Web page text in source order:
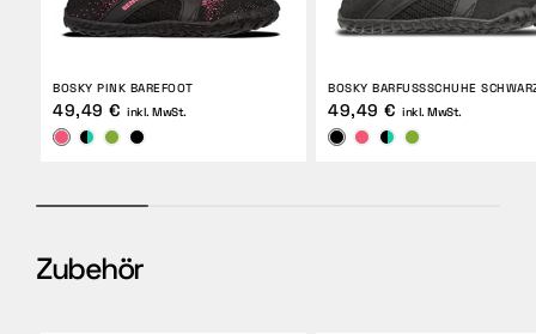
BOSKY PINK BAREFOOT
49,49 € inkl. MwSt.
BOSKY BARFUSSSCHUHE SCHWARZ
49,49 € inkl. MwSt.
Zubehör